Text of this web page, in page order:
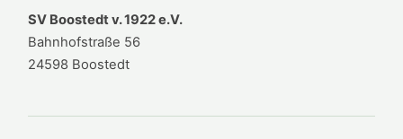
SV Boostedt v. 1922 e.V.
Bahnhofstraße 56
24598 Boostedt